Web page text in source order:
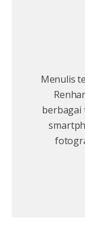
Menulis
berbagai